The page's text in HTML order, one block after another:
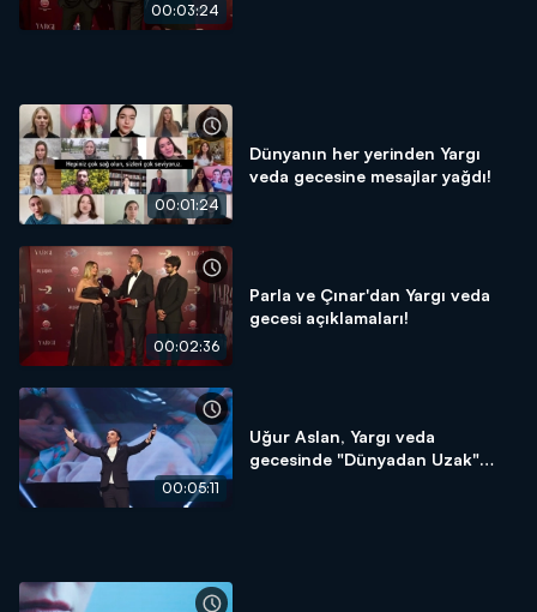
00:03:24
00:01:24
Dünyanın her yerinden Yargı
veda gecesine mesajlar yağdı!
00:02:36
Parla ve Çınar'dan Yargı veda
gecesi açıklamaları!
00:05:11
Uğur Aslan, Yargı veda
gecesinde "Dünyadan Uzak"